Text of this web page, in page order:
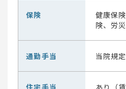
保険
健康保
険、労
通勤手当 当院規
住宅手当
あり（